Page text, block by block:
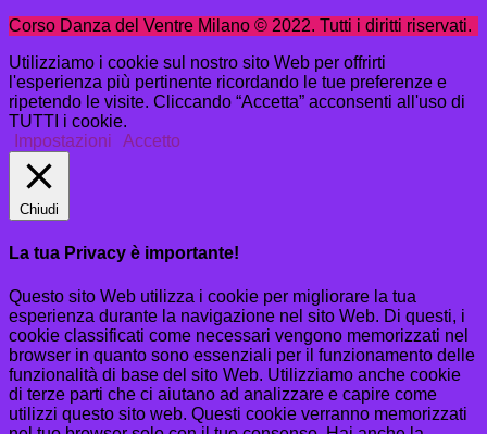
Corso Danza del Ventre Milano © 2022. Tutti i diritti riservati.
Utilizziamo i cookie sul nostro sito Web per offrirti
l'esperienza più pertinente ricordando le tue preferenze e
ripetendo le visite. Cliccando “Accetta” acconsenti all'uso di
TUTTI i cookie.
Impostazioni
Accetto
Chiudi
La tua Privacy è importante!
Questo sito Web utilizza i cookie per migliorare la tua
esperienza durante la navigazione nel sito Web. Di questi, i
cookie classificati come necessari vengono memorizzati nel
browser in quanto sono essenziali per il funzionamento delle
funzionalità di base del sito Web. Utilizziamo anche cookie
di terze parti che ci aiutano ad analizzare e capire come
utilizzi questo sito web. Questi cookie verranno memorizzati